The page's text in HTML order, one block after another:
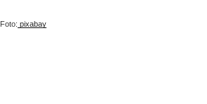
Foto: pixabay